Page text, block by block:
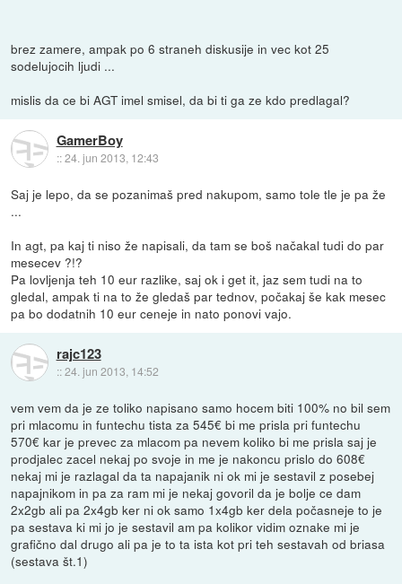
brez zamere, ampak po 6 straneh diskusije in vec kot 25
sodelujocih ljudi ...
mislis da ce bi AGT imel smisel, da bi ti ga ze kdo predlagal?
GamerBoy
::24. jun 2013, 12:43
Saj je lepo, da se pozanimaš pred nakupom, samo tole tle je pa že
...
In agt, pa kaj ti niso že napisali, da tam se boš načakal tudi do par
mesecev ?!?
Pa lovljenja teh 10 eur razlike, saj ok i get it, jaz sem tudi na to
gledal, ampak ti na to že gledaš par tednov, počakaj še kak mesec
pa bo dodatnih 10 eur ceneje in nato ponovi vajo.
rajc123
::24. jun 2013, 14:52
vem vem da je ze toliko napisano samo hocem biti 100% no bil sem
pri mlacomu in funtechu tista za 545€ bi me prisla pri funtechu
570€ kar je prevec za mlacom pa nevem koliko bi me prisla saj je
prodjalec zacel nekaj po svoje in me je nakoncu prislo do 608€
nekaj mi je razlagal da ta napajanik ni ok mi je sestavil z posebej
napajnikom in pa za ram mi je nekaj govoril da je bolje ce dam
2x2gb ali pa 2x4gb ker ni ok samo 1x4gb ker dela počasneje to je
pa sestava ki mi jo je sestavil am pa kolikor vidim oznake mi je
grafično dal drugo ali pa je to ta ista kot pri teh sestavah od briasa
(sestava št.1)